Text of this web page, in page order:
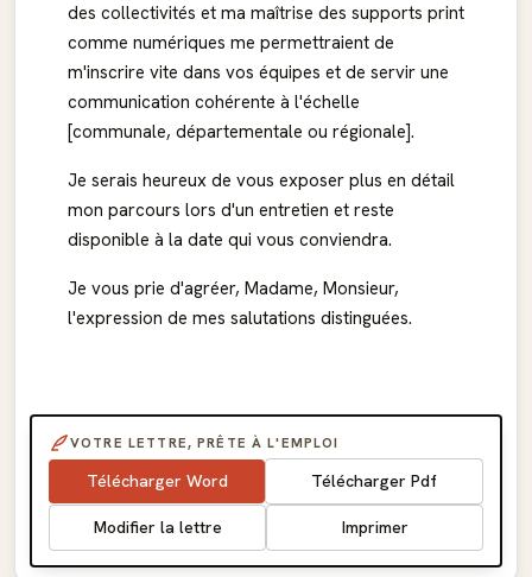
des collectivités et ma maîtrise des supports print
comme numériques me permettraient de
m'inscrire vite dans vos équipes et de servir une
communication cohérente à l'échelle
[communale, départementale ou régionale].
Je serais heureux de vous exposer plus en détail
mon parcours lors d'un entretien et reste
disponible à la date qui vous conviendra.
Je vous prie d'agréer, Madame, Monsieur,
l'expression de mes salutations distinguées.
VOTRE LETTRE, PRÊTE À L'EMPLOI
Télécharger Word Télécharger Pdf
Modifier la lettre Imprimer